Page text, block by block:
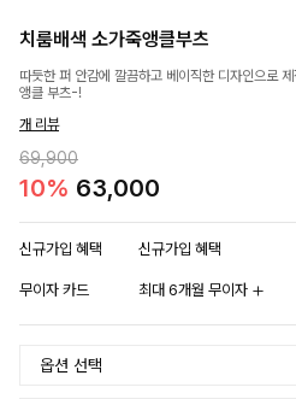
치룸배색 소가죽앵클부츠
따듯한 퍼 안감에 깔끔하고 베이직한 디자인으로
앵클 부츠-!
개 리뷰
69,900
10% 63,000
신규가입 혜택 신규가입 혜택
무이자 카드 최대 6개월 무이자